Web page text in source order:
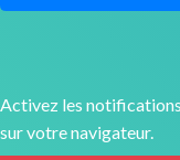
Activez les
sur votre navigateur.